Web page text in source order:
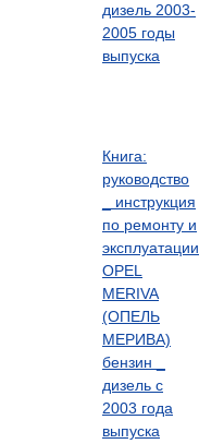
дизель 2003-
2005 годы
выпуска
Книга:
руководство
_ инструкция
по ремонту и
эксплуатации
OPEL
MERIVA
(ОПЕЛЬ
МЕРИВА)
бензин _
дизель с
2003 года
выпуска